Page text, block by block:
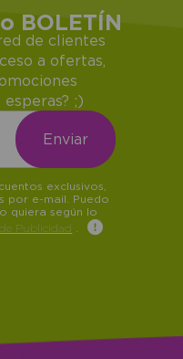
BOLETÍN
de clientes
a ofertas,
esperas? ;)
exclusivos,
por e-mail. Puedo
quiera según lo
Publicidad